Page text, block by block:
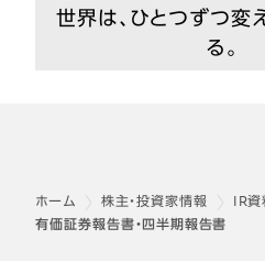
世界は、ひとつずつ変
る。
ホーム 株主・投資家情報
IR
有価証券報告書・四半期報告書